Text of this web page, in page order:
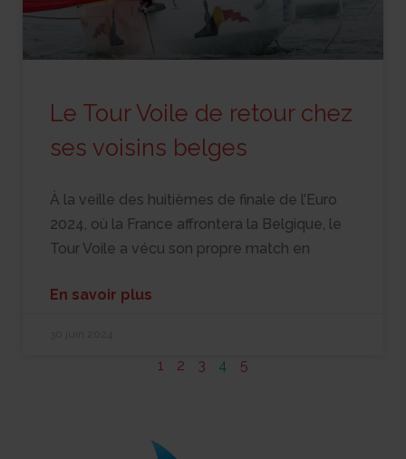
Le Tour Voile de retour chez
ses voisins belges
À la veille des huitièmes de finale de l’Euro
2024, où la France affrontera la Belgique, le
Tour Voile a vécu son propre match en
En savoir plus
1 2 3 4 5